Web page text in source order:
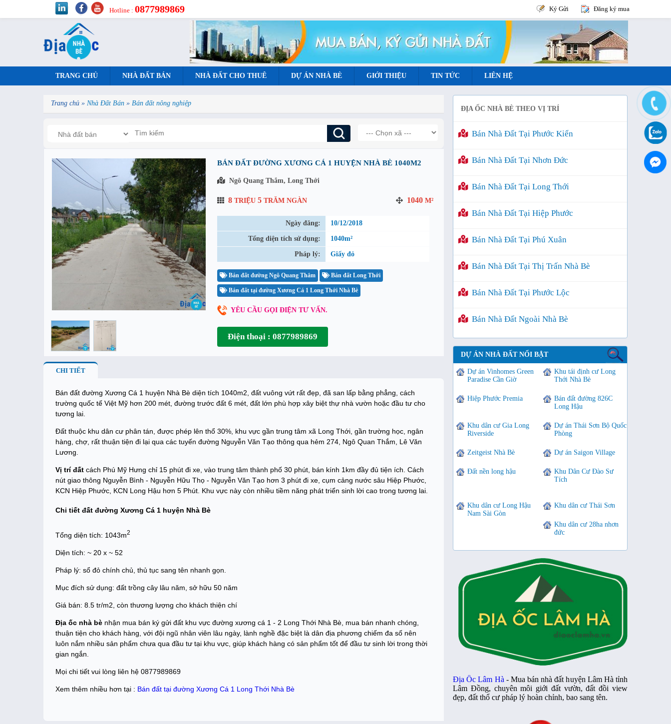
Hotline : 0877989869 Ký Gửi Đăng ký mua
TRANG CHỦ NHÀ ĐẤT BÁN NHÀ ĐẤT CHO THUÊ DỰ ÁN NHÀ BÈ GIỚI THIỆU TIN TỨC LIÊN HỆ
Trang chủ » Nhà Đất Bán » Bán đất nông nghiệp
BÁN ĐẤT ĐƯỜNG XƯƠNG CÁ 1 HUYỆN NHÀ BÈ 1040M2
Ngô Quang Thắm, Long Thới
8TRIỆU 5TRĂM NGÀN 1040M²
Ngày đăng: 10/12/2018
Tổng diện tích sử dụng: 1040m²
Pháp lý: Giấy đỏ
Bán đất đường Ngô Quang Thắm Bán đất Long Thới
Bán đất tại đường Xương Cá 1 Long Thới Nhà Bè
YÊU CẦU GỌI ĐIỆN TƯ VẤN.
Điện thoại : 0877989869
CHI TIẾT
Bán đất đường Xương Cá 1 huyện Nhà Bè diện tích 1040m2, đất vuông vứt rất đẹp, đã san lấp bằng phẳng, cách
trường quốc tế Việt Mỹ hơn 200 mét, đường trước đất 6 mét, đất lớn phù hợp xây biệt thự nhà vườn hoặc đầu tư cho
tương lai.
Đất thuộc khu dân cư phân tán, được phép lên thổ 30%, khu vực gần trung tâm xã Long Thới, gần trường học, ngân
hàng, chợ, rất thuận tiện đi lại qua các tuyến đường Nguyễn Văn Tạo thông qua hẻm 274, Ngô Quan Thắm, Lê Văn
Lương.
Vị trí đất cách Phú Mỹ Hưng chỉ 15 phút đi xe, vào trung tâm thành phố 30 phút, bán kính 1km đầy đủ tiện ích. Cách
nút giao thông Nguyễn Bình - Nguyễn Hữu Thọ - Nguyễn Văn Tạo hơn 3 phút đi xe, cụm cảng nước sâu Hiệp Phước,
KCN Hiệp Phước, KCN Long Hậu hơn 5 Phút. Khu vực này còn nhiều tiềm năng phát triển sinh lời cao trong tương lai.
Chi tiết đất đường Xương Cá 1 huyện Nhà Bè
Tổng diện tích: 1043m2
Diện tích: ~ 20 x ~ 52
Pháp lý: sổ đỏ chính chủ, thủ tục sang tên nhanh gọn.
Mục đích sử dụng: đất trồng cây lâu năm, sở hữu 50 năm
Giá bán: 8.5 tr/m2, còn thương lượng cho khách thiện chí
Địa ốc nhà bè nhận mua bán ký gửi đất khu vực đường xương cá 1 - 2 Long Thới Nhà Bè, mua bán nhanh chóng,
thuận tiện cho khách hàng, với đội ngũ nhân viên lâu ngày, lành nghề đặc biệt là dân địa phương chiếm đa số nên
luôn nắm nhiều sản phẩm chưa qua đầu tư tại khu vực, giúp khách hàng có sản phẩm tốt để đầu tư sinh lời trong thời
gian ngắn.
Mọi chi tiết vui lòng liên hệ 0877989869
Xem thêm nhiều hơn tại : Bán đất tại đường Xương Cá 1 Long Thới Nhà Bè
ĐỊA ỐC NHÀ BÈ THEO VỊ TRÍ
Bán Nhà Đất Tại Phước Kiển
Bán Nhà Đất Tại Nhơn Đức
Bán Nhà Đất Tại Long Thới
Bán Nhà Đất Tại Hiệp Phước
Bán Nhà Đất Tại Phú Xuân
Bán Nhà Đất Tại Thị Trấn Nhà Bè
Bán Nhà Đất Tại Phước Lộc
Bán Nhà Đất Ngoài Nhà Bè
DỰ ÁN NHÀ ĐẤT NỔI BẬT
Dự án Vinhomes Green
Paradise Cần Giờ
Khu tái định cư Long
Thới Nhà Bè
Hiệp Phước Premia
Bán đất đường 826C
Long Hậu
Khu dân cư Gia Long
Riverside
Dự án Thái Sơn Bộ Quốc
Phòng
Zeitgeist Nhà Bè Dự án Saigon Village
Đất nền long hậu
Khu Dân Cư Đào Sư
Tích
Khu dân cư Long Hậu
Nam Sài Gòn
Khu dân cư Thái Sơn
Khu dân cư 28ha nhơn
đức
Địa Ốc Lâm Hà - Mua bán nhà đất huyện Lâm Hà tỉnh
Lâm Đồng, chuyên môi giới đất vườn, đất đồi view
đẹp, đất thổ cư pháp lý hoàn chỉnh, bao sang tên.